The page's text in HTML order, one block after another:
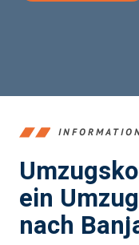
ein
nach